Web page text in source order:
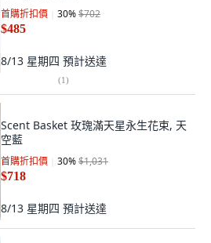
首購折扣價 30%$702
$485
8/13 星期四 預計送達
(1)
Scent Basket 玫瑰滿天星永生花束, 天
空藍
首購折扣價 30%$1,031
$718
8/13 星期四 預計送達